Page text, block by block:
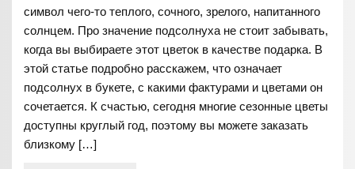
символ чего-то теплого, сочного, зрелого, напитанного
солнцем. Про значение подсолнуха не стоит забывать,
когда вы выбираете этот цветок в качестве подарка. В
этой статье подробно расскажем, что означает
подсолнух в букете, с какими фактурами и цветами он
сочетается. К счастью, сегодня многие сезонные цветы
доступны круглый год, поэтому вы можете заказать
близкому […]